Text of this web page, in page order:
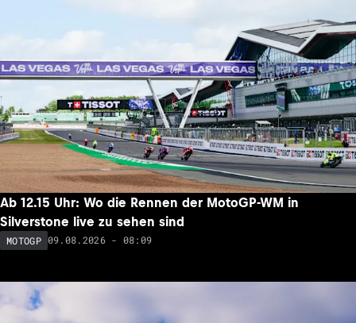
Ab 12.15 Uhr: Wo die Rennen der MotoGP-WM in
Silverstone live zu sehen sind
MOTOGP 09.08.2026 - 08:09